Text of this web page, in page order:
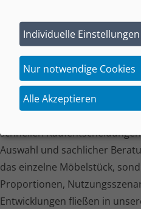
Elementen im Raum
Beratung und
Möbel
Die Polster­garnitur Oslo
schnellen
Auswahl und sachlicher
das einzelne Möbelstück,
Proportionen,
Entwicklungen fließen in
Individuelle Einstellungen
Nur notwendige Cookies
Alle Akzeptieren